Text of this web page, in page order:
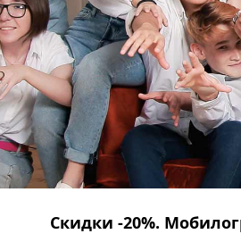
Скидки -20%.